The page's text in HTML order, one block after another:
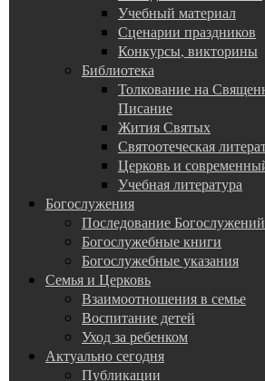
Учебный материал
Сценарии праздников
Конкурсы, викторины
Библиотека
Толкование на
Писание
Жития Святых
Святоотеческая
Церковь и
Учебная литература
Богослужения
Последование Богослужений
Богослужебные книги
Богослужебные указания
Семья и Церковь
Взаимоотношения в семье
Воспитание детей
Уход за ребенком
Актуально сегодня
Публикации